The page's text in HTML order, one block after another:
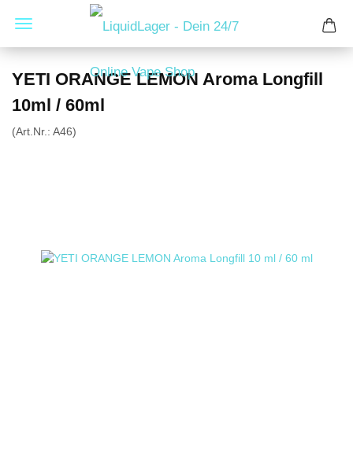
YETI ORANGE LEMON Aroma Longfill
10ml / 60ml
(Art.Nr.: A46)